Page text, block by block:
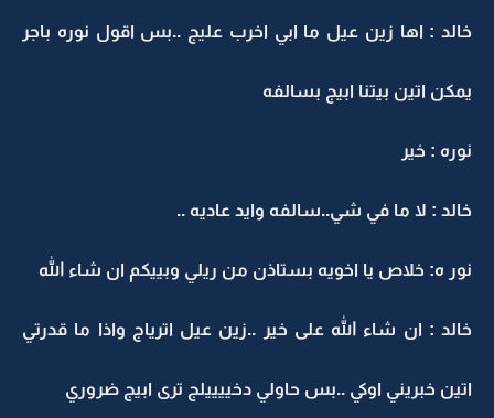
خالد : اها زين عيل ما ابي اخرب عليج ..بس اقول نوره باجر
يمكن اتين بيتنا ابيج بسالفه
نوره : خير
خالد : لا ما في شي..سالفه وايد عاديه ..
نور ه: خلاص يا اخويه بستاذن من ريلي وبييكم ان شاء الله
خالد : ان شاء الله على خير ..زين عيل اترياج واذا ما قدرتي
اتين خبريني اوكي ..بس حاولي دخييييلج ترى ابيج ضروري